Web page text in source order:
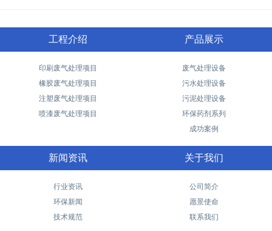
工程介绍
印刷废气处理项目
橡胶废气处理项目
注塑废气处理项目
喷漆废气处理项目
产品展示
废气处理设备
污水处理设备
污泥处理设备
环保药剂系列
成功案例
新闻资讯
行业资讯
环保新闻
技术规范
关于我们
公司简介
愿景使命
联系我们